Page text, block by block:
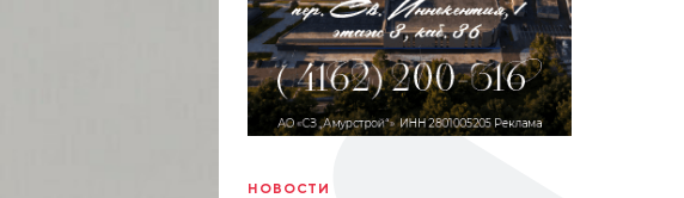
НОВОСТИ